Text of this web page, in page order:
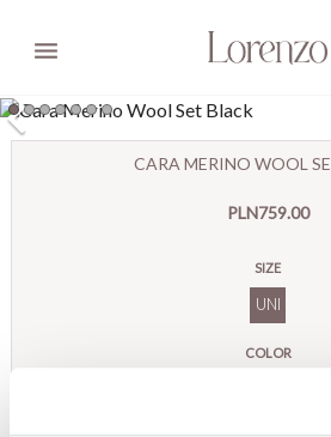

CARA MERINO WOOL
PLN759.00
SIZE
UNI
COLOR